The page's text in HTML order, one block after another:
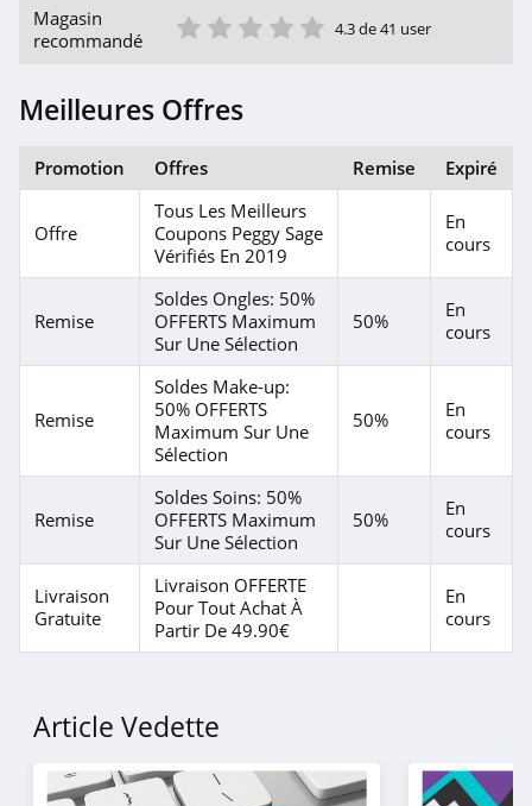
Claire Nature
4.1
Weleda
4.8
BareMinerals
Magasin
recommandé
5 étoile
4 étoile
3 étoile
2 étoile
1 étoile4.3 de 41 user
Meilleures Offres
Promotion Offres Remise Expiré
Offre
Tous Les Meilleurs
Coupons Peggy Sage
Vérifiés En 2019
En
cours
Remise
Soldes Ongles: 50%
OFFERTS Maximum
Sur Une Sélection
50%
En
cours
Remise
Soldes Make-up:
50% OFFERTS
Maximum Sur Une
Sélection
50%
En
cours
Remise
Soldes Soins: 50%
OFFERTS Maximum
Sur Une Sélection
50%
En
cours
Livraison
Gratuite
Livraison OFFERTE
Pour Tout Achat À
Partir De 49.90€
En
cours
Article Vedette